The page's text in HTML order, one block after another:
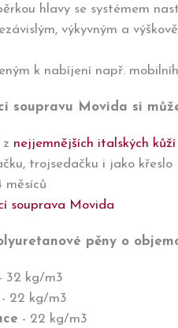
hlavy se systémem
výkyvným a
k nabíjení např.
soupravu Movida si
nejjemnějších italských kůží
trojsedačku i jako křeslo
měsíců
souprava Movida
pěny o
- 32 kg/m3
- 22 kg/m3
- 22 kg/m3